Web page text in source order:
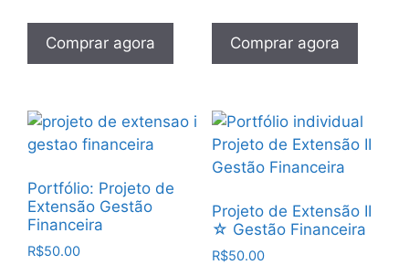
Comprar agora Comprar agora
Portfólio: Projeto de
Extensão Gestão
Financeira
R$50.00
Projeto de Extensão II
☆ Gestão Financeira
R$50.00